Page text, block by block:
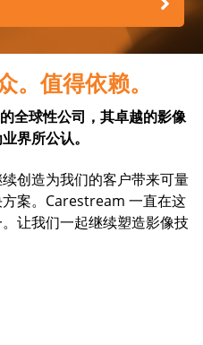
。值得依赖。
全球性公司，其卓越的影像
界所公认。
创造为我们的客户带来可量
案。Carestream 一直在这
让我们一起继续塑造影像技